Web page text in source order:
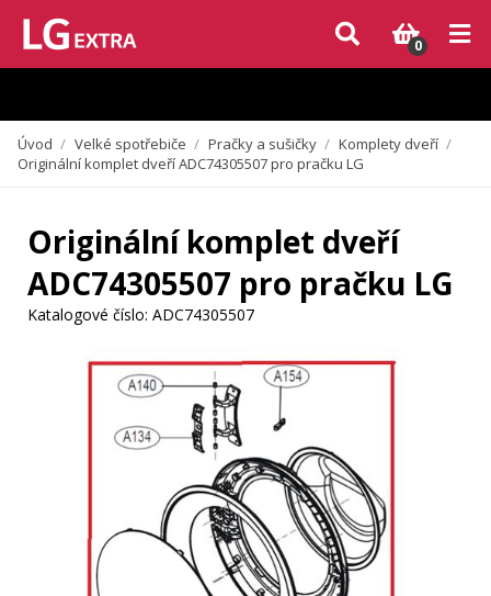
Vzhledem k aktuální situaci se může dodání dílů, které nejsou skladem,
zpozdit. Děkujeme za pochopení.
0
Úvod / Velké spotřebiče / Pračky a sušičky / Komplety dveří /
Originální komplet dveří ADC74305507 pro pračku LG
Originální komplet dveří
ADC74305507 pro pračku LG
Katalogové číslo: ADC74305507